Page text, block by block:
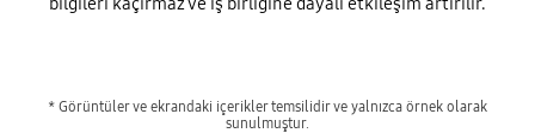
* Görüntüler ve ekrandaki içerikler temsilidir ve yalnızca örnek olarak
sunulmuştur.